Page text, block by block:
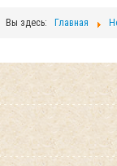
Вы здесь: Главная